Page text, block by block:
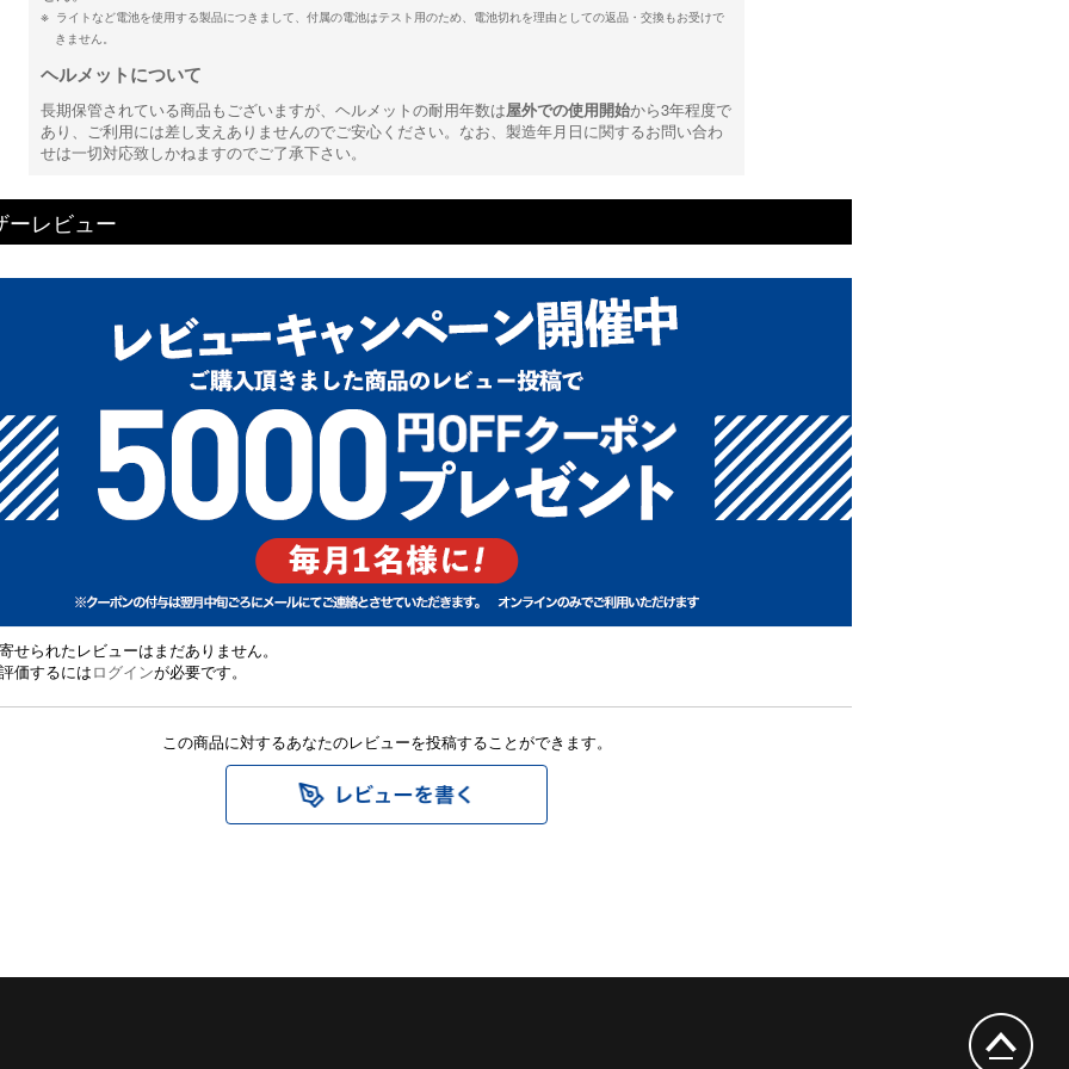
ライトなど電池を使用する製品につきまして、付属の電池はテスト用のため、電池切れを理由としての返品・交換もお受けで
きません。
ヘルメットについて
長期保管されている商品もございますが、ヘルメットの耐用年数は屋外での使用開始から3年程度で
あり、ご利用には差し支えありませんのでご安心ください。なお、製造年月日に関するお問い合わ
せは一切対応致しかねますのでご了承下さい。
ーレビュー
せられたレビューはまだありません。
価するにはログインが必要です。
この商品に対するあなたのレビューを投稿することができます。